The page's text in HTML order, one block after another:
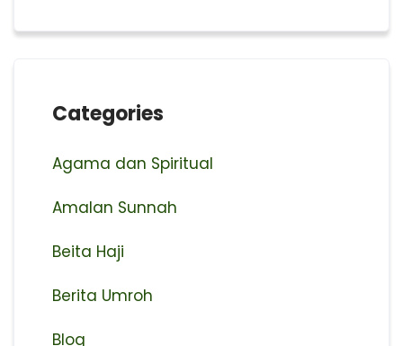
Categories
Agama dan Spiritual
Amalan Sunnah
Beita Haji
Berita Umroh
Blog